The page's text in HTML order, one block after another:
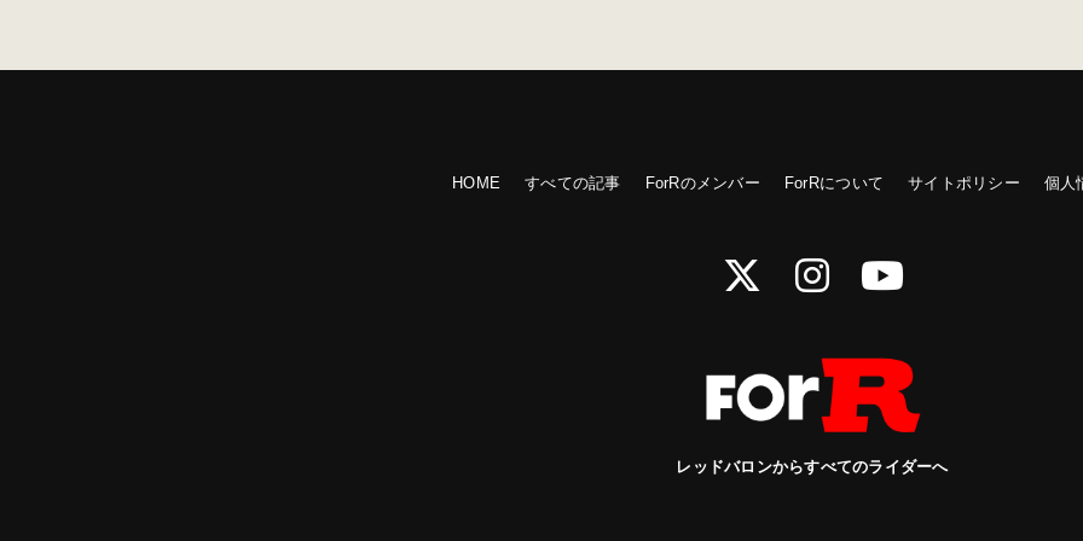
HOME すべての記事 ForRのメンバー ForRについて サイトポリシー 個人
レッドバロンからすべてのライダーへ